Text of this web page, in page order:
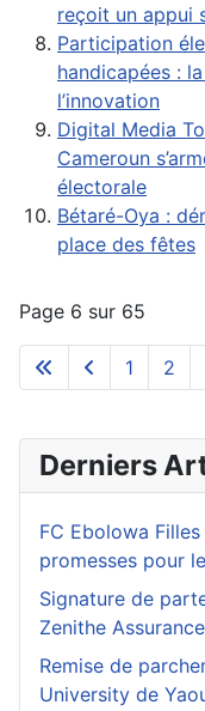
reçoit un appui
Participation
handicapées :
l’innovation
Digital Media
Cameroun
électorale
Bétaré-Oya :
place des fêtes
Page 6 sur 65
1 2
Derniers
FC Ebolowa
promesses pour
Signature de
Zenithe Assurance
Remise de
University de